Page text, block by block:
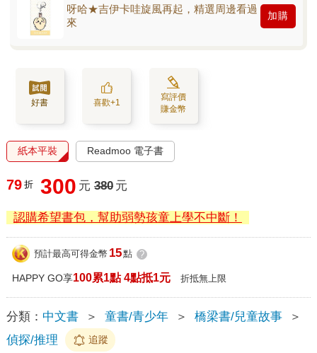
呀哈★吉伊卡哇旋風再起，精選周邊看過
來
加購
好書 喜歡+1
寫評價
賺金幣
紙本平裝 Readmoo 電子書
79 折 300 元 380 元
認購希望書包，幫助弱勢孩童上學不中斷！
預計最高可得金幣 15點 ?
HAPPY GO享100累1點 4點抵1元 折抵無上限
分類： 中文書 ＞ 童書/青少年 ＞ 橋梁書/兒童故事
＞
偵探/推理
追蹤